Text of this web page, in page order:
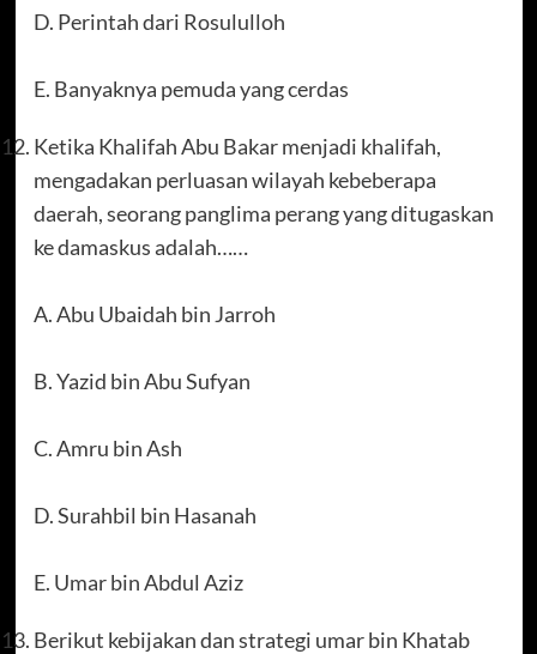
D. Perintah dari Rosululloh
E. Banyaknya pemuda yang cerdas
Ketika Khalifah Abu Bakar menjadi khalifah,
mengadakan perluasan wilayah kebeberapa
daerah, seorang panglima perang yang ditugaskan
ke damaskus adalah……
A. Abu Ubaidah bin Jarroh
B. Yazid bin Abu Sufyan
C. Amru bin Ash
D. Surahbil bin Hasanah
E. Umar bin Abdul Aziz
Berikut kebijakan dan strategi umar bin Khatab